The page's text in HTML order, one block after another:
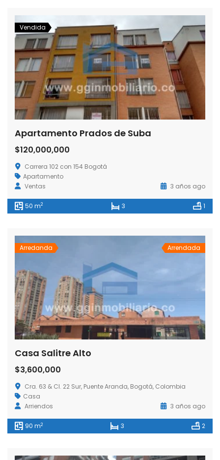
Vendida
Apartamento Prados de Suba
$120,000,000
Carrera 102 con 154 Bogotá
Apartamento
Ventas
3 años ago
50 m2 3 1
Arredanda Arrendada
Casa Salitre Alto
$3,600,000
Cra. 63 & Cl. 22 Sur, Puente Aranda, Bogotá, Colombia
Casa
Arriendos
3 años ago
90 m2 3 2